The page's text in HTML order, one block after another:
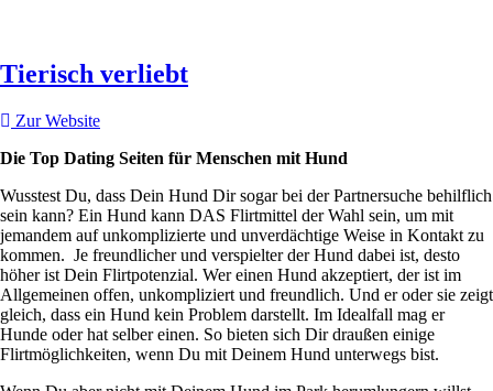
Tierisch verliebt
Zur Website
Die Top Dating Seiten für Menschen mit Hund
Wusstest Du, dass Dein Hund Dir sogar bei der Partnersuche behilflich
sein kann? Ein Hund kann DAS Flirtmittel der Wahl sein, um mit
jemandem auf unkomplizierte und unverdächtige Weise in Kontakt zu
kommen. Je freundlicher und verspielter der Hund dabei ist, desto
höher ist Dein Flirtpotenzial. Wer einen Hund akzeptiert, der ist im
Allgemeinen offen, unkompliziert und freundlich. Und er oder sie zeigt
gleich, dass ein Hund kein Problem darstellt. Im Idealfall mag er
Hunde oder hat selber einen. So bieten sich Dir draußen einige
Flirtmöglichkeiten, wenn Du mit Deinem Hund unterwegs bist.